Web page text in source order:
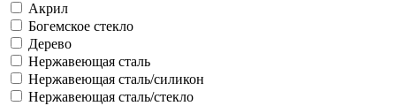
Акрил
Богемское стекло
Дерево
Нержавеющая сталь
Нержавеющая сталь/силикон
Нержавеющая сталь/стекло